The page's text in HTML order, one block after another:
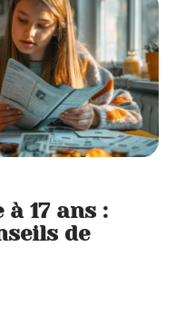
17 ans :
de